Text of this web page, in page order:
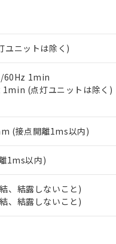
ユニットは除く)
60Hz 1min
(点灯ユニットは除く)
(接点開離1ms以内)
1ms以内)
、結露しないこと)
、結露しないこと)
含有証明書
準）
有を証明するもので、過
ステル類４物質の対応で
応日を記載しておりました。